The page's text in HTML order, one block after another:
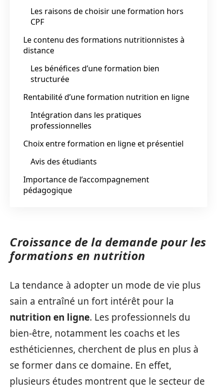
Les raisons de choisir une formation hors
CPF
Le contenu des formations nutritionnistes à
distance
Les bénéfices d’une formation bien
structurée
Rentabilité d’une formation nutrition en ligne
Intégration dans les pratiques
professionnelles
Choix entre formation en ligne et présentiel
Avis des étudiants
Importance de l’accompagnement
pédagogique
Croissance de la demande pour les
formations en nutrition
La tendance à adopter un mode de vie plus
sain a entraîné un fort intérêt pour la
nutrition en ligne. Les professionnels du
bien-être, notamment les coachs et les
esthéticiennes, cherchent de plus en plus à
se former dans ce domaine. En effet,
plusieurs études montrent que le secteur de